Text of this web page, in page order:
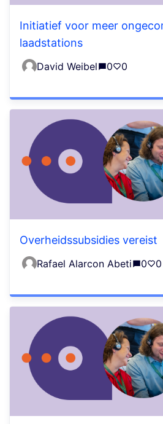
Initiatief voor meer
laadstations
David Weibel 0 0
Overheidssubsidies vereist
Rafael Alarcon Abeti 0 0